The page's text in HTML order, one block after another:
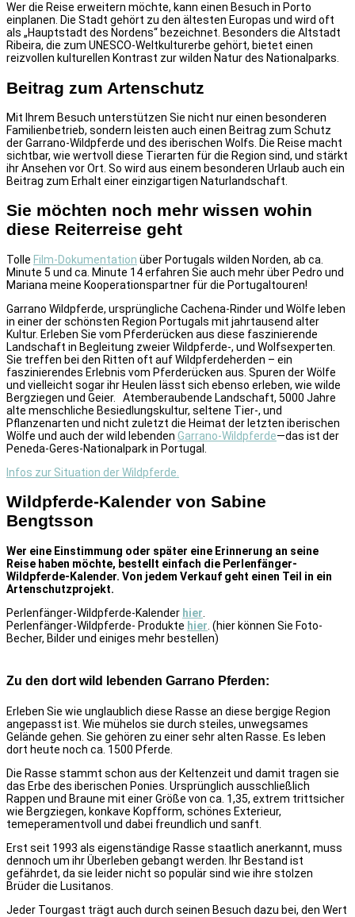
Wer die Reise erweitern möchte, kann einen Besuch in Porto
einplanen. Die Stadt gehört zu den ältesten Europas und wird oft
als „Hauptstadt des Nordens“ bezeichnet. Besonders die Altstadt
Ribeira, die zum UNESCO-Weltkulturerbe gehört, bietet einen
reizvollen kulturellen Kontrast zur wilden Natur des Nationalparks.
Beitrag zum Artenschutz
Mit Ihrem Besuch unterstützen Sie nicht nur einen besonderen
Familienbetrieb, sondern leisten auch einen Beitrag zum Schutz
der Garrano-Wildpferde und des iberischen Wolfs. Die Reise macht
sichtbar, wie wertvoll diese Tierarten für die Region sind, und stärkt
ihr Ansehen vor Ort. So wird aus einem besonderen Urlaub auch ein
Beitrag zum Erhalt einer einzigartigen Naturlandschaft.
Sie möchten noch mehr wissen wohin
diese Reiterreise geht
Tolle Film-Dokumentation über Portugals wilden Norden, ab ca.
Minute 5 und ca. Minute 14 erfahren Sie auch mehr über Pedro und
Mariana meine Kooperationspartner für die Portugaltouren!
Garrano Wildpferde, ursprüngliche Cachena-Rinder und Wölfe leben
in einer der schönsten Region Portugals mit jahrtausend alter
Kultur. Erleben Sie vom Pferderücken aus diese faszinierende
Landschaft in Begleitung zweier Wildpferde-, und Wolfsexperten.
Sie treffen bei den Ritten oft auf Wildpferdeherden – ein
faszinierendes Erlebnis vom Pferderücken aus. Spuren der Wölfe
und vielleicht sogar ihr Heulen lässt sich ebenso erleben, wie wilde
Bergziegen und Geier. Atemberaubende Landschaft, 5000 Jahre
alte menschliche Besiedlungskultur, seltene Tier-, und
Pflanzenarten und nicht zuletzt die Heimat der letzten iberischen
Wölfe und auch der wild lebenden Garrano-Wildpferde—das ist der
Peneda-Geres-Nationalpark in Portugal.
Infos zur Situation der Wildpferde.
Wildpferde-Kalender von Sabine
Bengtsson
Wer eine Einstimmung oder später eine Erinnerung an seine
Reise haben möchte, bestellt einfach die Perlenfänger-
Wildpferde-Kalender. Von jedem Verkauf geht einen Teil in ein
Artenschutzprojekt.
Perlenfänger-Wildpferde-Kalender hier
Perlenfänger-Wildpferde- Produkte hier . (hier können Sie Foto-
Becher, Bilder und einiges mehr bestellen)
Zu den dort wild lebenden Garrano Pferden:
Erleben Sie wie unglaublich diese Rasse an diese bergige Region
angepasst ist. Wie mühelos sie durch steiles, unwegsames
Gelände gehen. Sie gehören zu einer sehr alten Rasse. Es leben
dort heute noch ca. 1500 Pferde.
Die Rasse stammt schon aus der Keltenzeit und damit tragen sie
das Erbe des iberischen Ponies. Ursprünglich ausschließlich
Rappen und Braune mit einer Größe von ca. 1,35, extrem trittsicher
wie Bergziegen, konkave Kopfform, schönes Exterieur,
temeperamentvoll und dabei freundlich und sanft.
Erst seit 1993 als eigenständige Rasse staatlich anerkannt, muss
dennoch um ihr Überleben gebangt werden. Ihr Bestand ist
gefährdet, da sie leider nicht so populär sind wie ihre stolzen
Brüder die Lusitanos.
Jeder Tourgast trägt auch durch seinen Besuch dazu bei, den Wert